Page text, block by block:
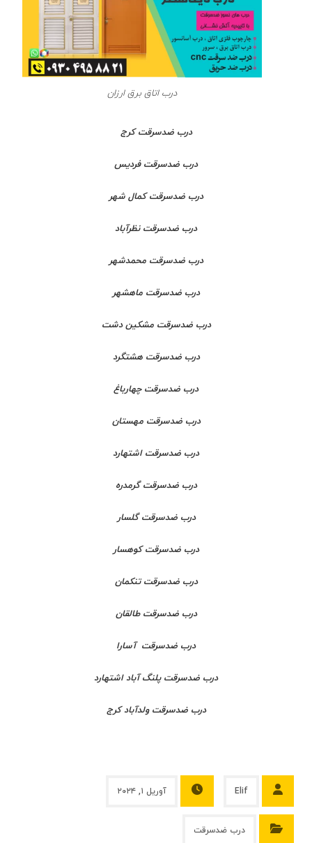
درب اتاق برق ارزان
درب ضدسرقت کرج
درب ضدسرقت فردیس
درب ضدسرقت کمال شهر
درب ضدسرقت نظرآباد
درب ضدسرقت محمدشهر
درب ضدسرقت ماهشهر
درب ضدسرقت مشکین دشت
درب ضدسرقت هشتگرد
درب ضدسرقت چهارباغ
درب ضدسرقت مهستان
درب ضدسرقت اشتهارد
درب ضدسرقت گرمدره
درب ضدسرقت گلسار
درب ضدسرقت کوهسار
درب ضدسرقت تنکمان
درب ضدسرقت طالقان
درب ضدسرقت آسارا
درب ضدسرقت پلنگ آباد اشتهارد
درب ضدسرقت ولدآباد کرج
Elif آوریل ۱, ۲۰۲۴
درب ضدسرقت